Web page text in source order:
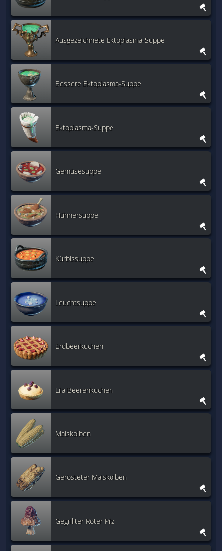
Ausgezeichnete Ektoplasma-Suppe
Bessere Ektoplasma-Suppe
Ektoplasma-Suppe
Gemüsesuppe
Hühnersuppe
Kürbissuppe
Leuchtsuppe
Erdbeerkuchen
Lila Beerenkuchen
Maiskolben
Gerösteter Maiskolben
Gegrillter Roter Pilz